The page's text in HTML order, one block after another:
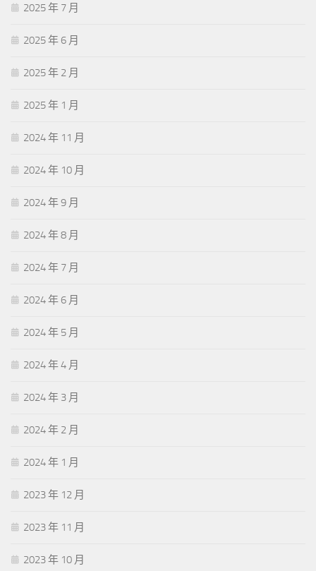
2025 年 7 月
2025 年 6 月
2025 年 2 月
2025 年 1 月
2024 年 11 月
2024 年 10 月
2024 年 9 月
2024 年 8 月
2024 年 7 月
2024 年 6 月
2024 年 5 月
2024 年 4 月
2024 年 3 月
2024 年 2 月
2024 年 1 月
2023 年 12 月
2023 年 11 月
2023 年 10 月